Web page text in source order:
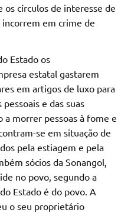
os círculos de interesse de
em crime de
Estado os
estatal gastarem
em artigos de luxo para
e das suas
a morrer pessoas à fome e
se em situação de
pela estiagem e pela
sócios da Sonangol,
no povo, segundo a
Estado é do povo. A
o seu proprietário